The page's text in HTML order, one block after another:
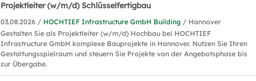
Projektleiter (w/m/d) Schlüsselfertigbau
03.08.2026 / HOCHTIEF Infrastructure GmbH Building / Hannover
Gestalten Sie als Projektleiter (w/m/d) Hochbau bei HOCHTIEF
Infrastructure GmbH komplexe Bauprojekte in Hannover. Nutzen Sie Ihren
Gestaltungsspielraum und steuern Sie Projekte von der Angebotsphase bis
zur Übergabe.